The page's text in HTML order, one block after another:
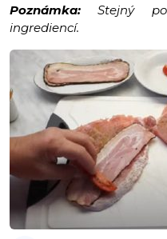
Poznámka: Stejný
ingrediencí.